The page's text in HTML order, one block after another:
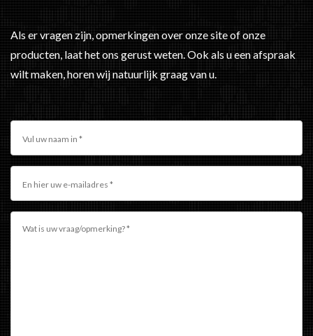
Als er vragen zijn, opmerkingen over onze site of onze
producten, laat het ons gerust weten. Ook als u een afspraak
wilt maken, horen wij natuurlijk graag van u.